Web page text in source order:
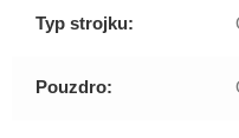
Typ strojku:
Pouzdro: